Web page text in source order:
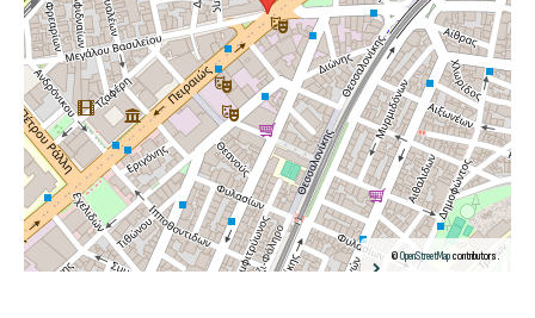
©OpenStreetMapcontributors.